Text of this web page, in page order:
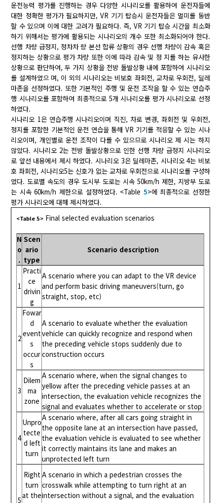
운전능력 평가를 진행하는 경우 다양한 시나리오를 활용하여 운전자들에
대한 정확한 평가가 필요하지만, VR 기기 탑승시 운전자들은 멀미를 동반
할 수 있으며 이에 대한 고려가 필요하다. 즉, VR 기기 탑승 시간을 최소화
하기 위해서는 평가에 활용되는 시나리오의 개수 또한 최소화되어야 한다.
선행 차량 급정지, 정차차 량 본선 합류 상황의 경우 선행 차량이 감속 혹은
정지하는 상황으로 평가 차량 또한 이에 따라 감속 및 정 지를 하는 유사한
상황으로 판단하여, 두 가지 상황을 전방 돌발상황 내에 포함하여 시나리오
를 설계하였으 며, 이 외의 시나리오는 비보호 좌회전, 교차로 우회전, 딜레
마존을 선정하였다. 또한 기본적인 주행 및 운전 조작을 할 수 있는 연습주
행 시나리오를 포함하여 최종적으로 5개 시나리오를 평가 시나리오로 선정
하였다.
시나리오 1은 연습주행 시나리오이며 직진, 차로 변경, 좌회전 및 우회전,
정지를 포함한 기본적인 운전 연습을 통해 VR 기기를 적응할 수 있는 시나
리오이며, 개인별로 운전 조작이 다를 수 있으므로 시나리오 제 시는 하지
않았다. 시나리오 2는 전방 돌발상황으로 인한 선행 차량 급정지 시나리오
로 앞선 내용에서 제시 하였다. 시나리오 3은 딜레마존, 시나리오 4는 비보
호 좌회전, 시나리오5는 신호가 없는 교차로 우회전으로 시나리오를 구성하
였다. 도로별 속도의 경우 도시부 도로는 시속 50km/h 제한, 지방부 도로
는 시속 60km/h 제한으로 설정하였다. <Table 5>에 최종적으로 선정한
평가 시나리오에 대해 제시하였다.
<Table 5> Final selected evaluation scenarios
N
o
.
Scen
ario
type
Scenario description
1
Practi
ce
drivin
g
A scenario where you can adapt to the VR device
and perform basic driving maneuvers(turn, go
straight, stop, etc)
2
Fowar
d
event
s
occur
s
A scenario to evaluate whether the evaluation
vehicle can quickly recognize and respond when
the preceding vehicle stops suddenly due to
construction occurs
3
Dilem
ma
zone
A scenario where, when the signal changes to
yellow after the preceding vehicle passes at an
intersection, the evaluation vehicle recognizes the
signal and evaluates whether to accelerate or stop
4
Unpro
tecte
d left
turn
A scenario where, after all cars going straight in
the opposite lane at an intersection have passed,
the evaluation vehicle is evaluated to see whether
it correctly maintains its lane and makes an
unprotected left turn
5
Right
turn
at the
A scenario in which a pedestrian crosses the
crosswalk while attempting to turn right at an
intersection without a signal, and the evaluation